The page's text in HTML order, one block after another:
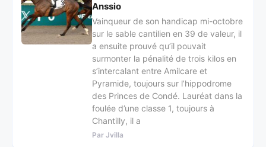
Anssio
Vainqueur de son handicap mi-octobre
sur le sable cantilien en 39 de valeur, il
a ensuite prouvé qu’il pouvait
surmonter la pénalité de trois kilos en
s’intercalant entre Amilcare et
Pyramide, toujours sur l’hippodrome
des Princes de Condé. Lauréat dans la
foulée d’une classe 1, toujours à
Chantilly, il a
Par Jvilla